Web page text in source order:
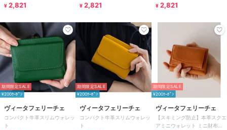
¥ 2,821
¥ 2,821
¥ 2,821
期間限定SALE
¥200ｸｰﾎﾟﾝ
ヴィータフェリーチェ
コンパクト牛革スリムウォレッ
ト
期間限定SALE
¥200ｸｰﾎﾟﾝ
ヴィータフェリーチェ
コンパクト牛革スリムウォレッ
ト
期間限定SALE
¥200ｸｰﾎﾟﾝ
ヴィータフェリーチェ
【スキミング防止】本革スクエ
アミニウォレット ミニ財布